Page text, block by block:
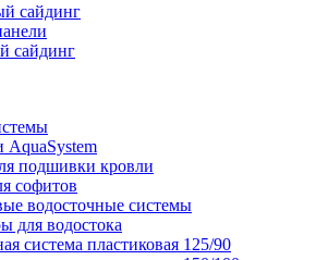
сайдинг
сайдинг
AquaSystem
подшивки кровли
софитов
водосточные системы
для водостока
система пластиковая 125/90